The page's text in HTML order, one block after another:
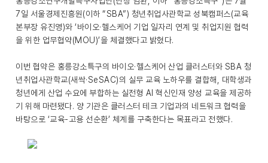
7일 서울경제진흥원(이하 “SBA”) 청년취업사관학교 성북캠퍼스(교육
본부장 유진영)와 ‘바이오·헬스케어 기업 일자리 연계 및 취업지원 협력
을 위한 업무협약(MOU)’을 체결했다고 밝혔다.
이번 협약은 홍릉강소특구의 바이오·헬스케어 산업 클러스터와 SBA 청
년취업사관학교(새싹·SeSAC)의 실무 교육 노하우를 결합해, 대학생과
청년에게 산업 수요에 부합하는 실전형 AI 혁신인재 양성 교육을 제공하
기 위해 마련됐다. 양 기관은 클러스터 테크 기업과의 네트워크 협력을
바탕으로 ‘교육-고용 선순환’ 체계를 구축한다는 목표라고 전했다.